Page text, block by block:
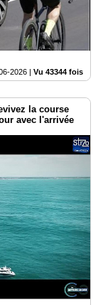
2026 | Vu 43344 fois
la course
avec l'arrivée